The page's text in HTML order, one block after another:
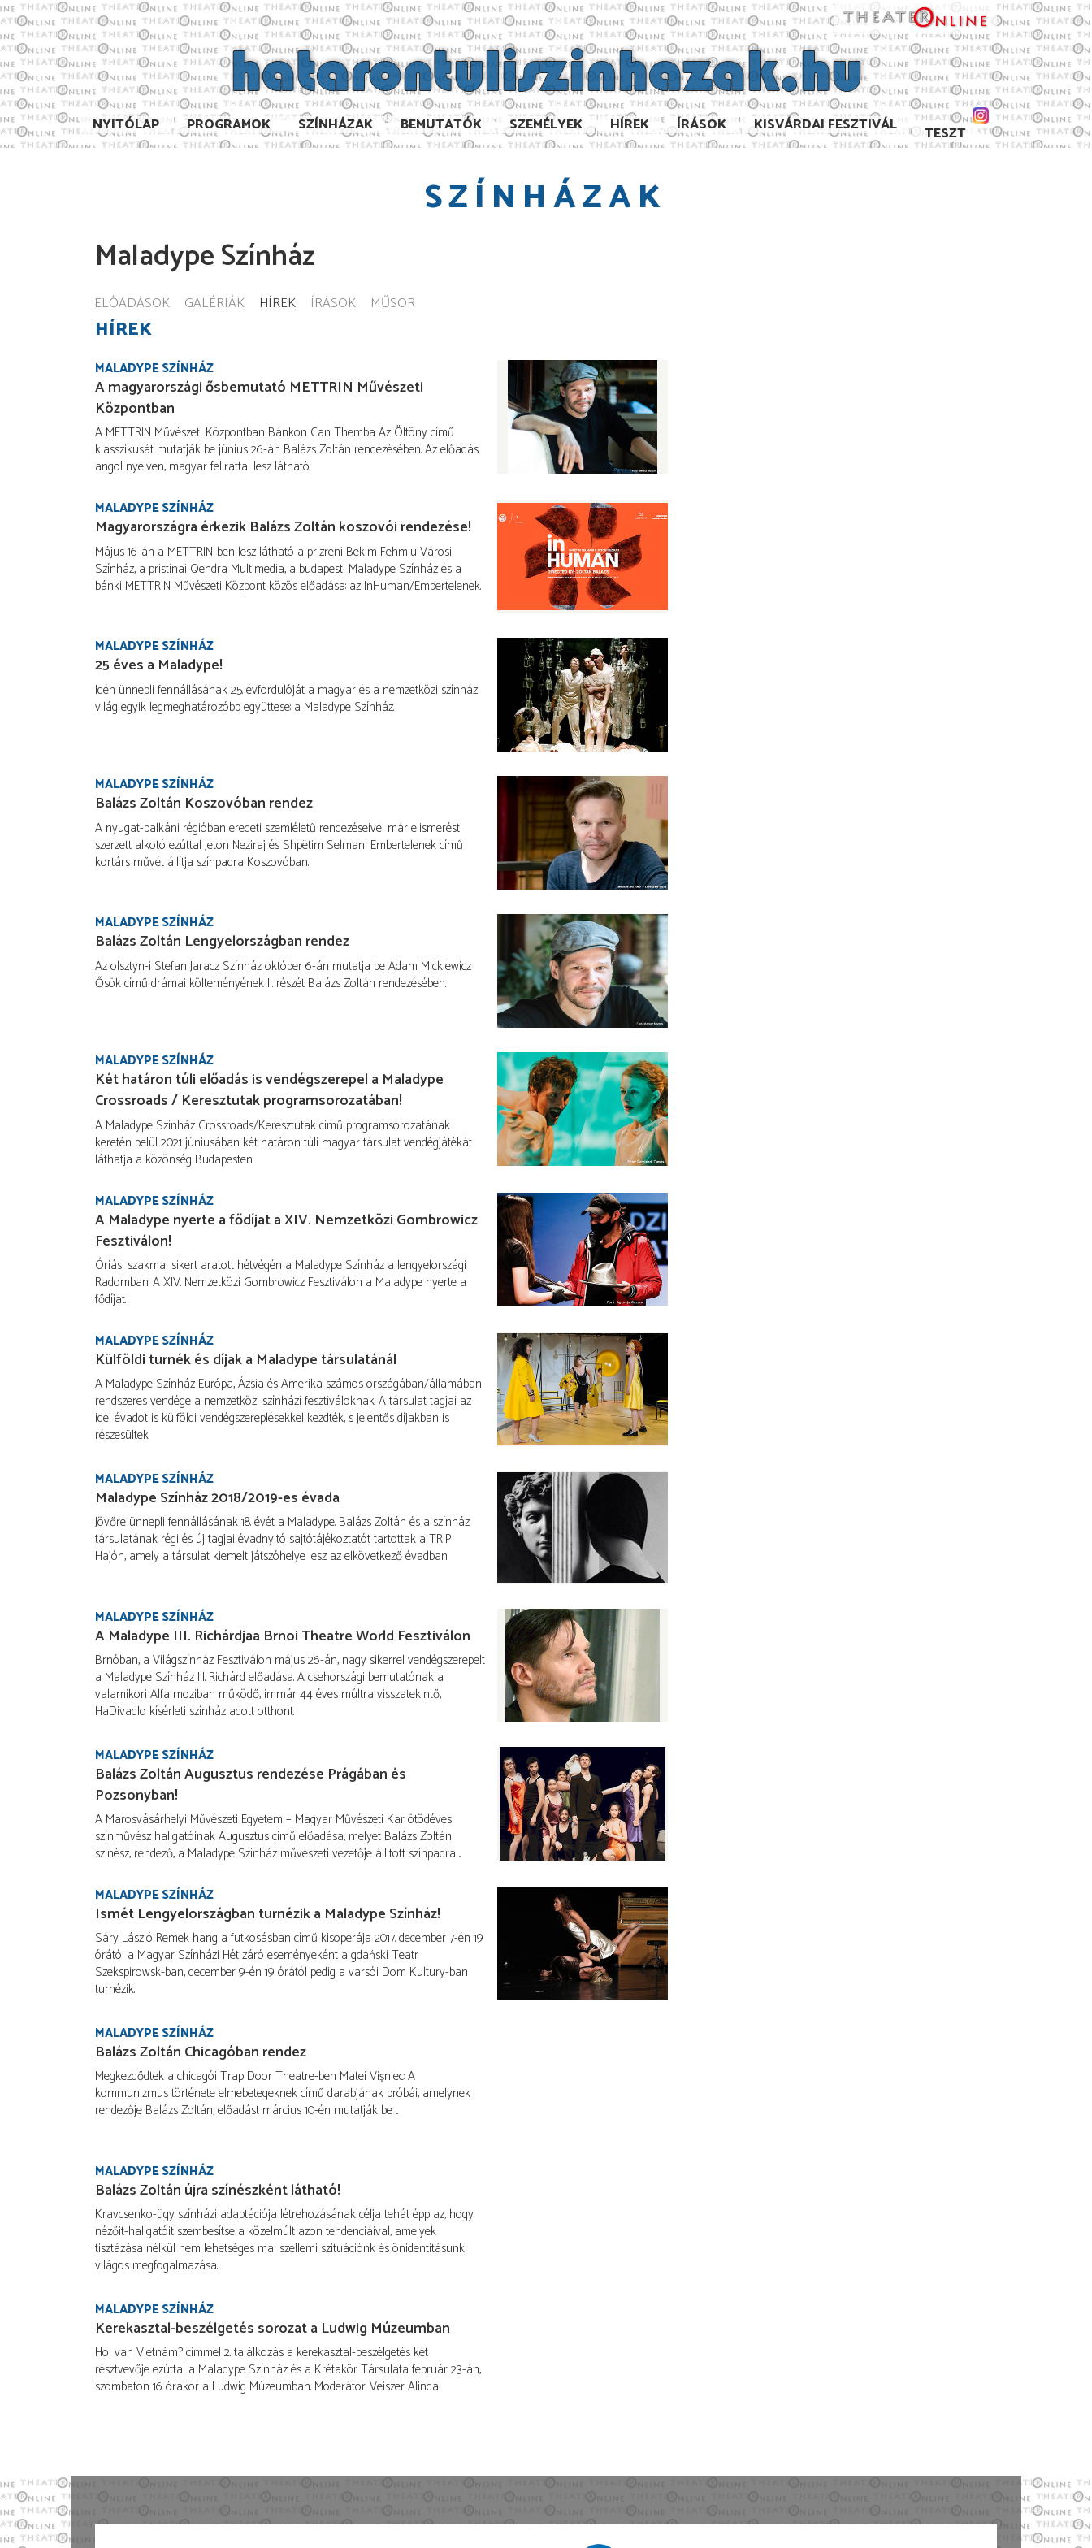
NYITÓLAP PROGRAMOK SZÍNHÁZAK BEMUTATÓK SZEMÉLYEK HÍREK ÍRÁSOK KISVÁRDAI FESZTIVÁL TESZT
SZÍNHÁZAK
Maladype Színház
ELŐADÁSOK GALÉRIÁK HÍREK ÍRÁSOK MŰSOR
HÍREK
MALADYPE SZÍNHÁZ
A magyarországi ősbemutató METTRIN Művészeti
Központban
A METTRIN Művészeti Központban Bánkon Can Themba Az Öltöny című
klasszikusát mutatják be június 26-án Balázs Zoltán rendezésében. Az előadás
angol nyelven, magyar felirattal lesz látható.
MALADYPE SZÍNHÁZ
Magyarországra érkezik Balázs Zoltán koszovói rendezése!
Május 16-án a METTRIN-ben lesz látható a prizreni Bekim Fehmiu Városi
Színház, a pristinai Qendra Multimedia, a budapesti Maladype Színház és a
bánki METTRIN Művészeti Központ közös előadása: az InHuman/Embertelenek.
MALADYPE SZÍNHÁZ
25 éves a Maladype!
Idén ünnepli fennállásának 25. évfordulóját a magyar és a nemzetközi színházi
világ egyik legmeghatározóbb együttese: a Maladype Színház.
MALADYPE SZÍNHÁZ
Balázs Zoltán Koszovóban rendez
A nyugat-balkáni régióban eredeti szemléletű rendezéseivel már elismerést
szerzett alkotó ezúttal Jeton Neziraj és Shpëtim Selmani Embertelenek című
kortárs művét állítja színpadra Koszovóban.
MALADYPE SZÍNHÁZ
Balázs Zoltán Lengyelországban rendez
Az olsztyn-i Stefan Jaracz Színház október 6-án mutatja be Adam Mickiewicz
Ősök című drámai költeményének II. részét Balázs Zoltán rendezésében.
MALADYPE SZÍNHÁZ
Két határon túli előadás is vendégszerepel a Maladype
Crossroads / Keresztutak programsorozatában!
A Maladype Színház Crossroads/Keresztutak című programsorozatának
keretén belül 2021 júniusában két határon túli magyar társulat vendégjátékát
láthatja a közönség Budapesten
MALADYPE SZÍNHÁZ
A Maladype nyerte a fődíjat a XIV. Nemzetközi Gombrowicz
Fesztiválon!
Óriási szakmai sikert aratott hétvégén a Maladype Színház a lengyelországi
Radomban. A XIV. Nemzetközi Gombrowicz Fesztiválon a Maladype nyerte a
fődíjat.
MALADYPE SZÍNHÁZ
Külföldi turnék és díjak a Maladype társulatánál
A Maladype Színház Európa, Ázsia és Amerika számos országában/államában
rendszeres vendége a nemzetközi színházi fesztiváloknak. A társulat tagjai az
idei évadot is külföldi vendégszereplésekkel kezdték, s jelentős díjakban is
részesültek.
MALADYPE SZÍNHÁZ
Maladype Színház 2018/2019-es évada
Jövőre ünnepli fennállásának 18. évét a Maladype. Balázs Zoltán és a színház
társulatának régi és új tagjai évadnyitó sajtótájékoztatót tartottak a TRIP
Hajón, amely a társulat kiemelt játszóhelye lesz az elkövetkező évadban.
MALADYPE SZÍNHÁZ
A Maladype III. Richárdjaa Brnoi Theatre World Fesztiválon
Brnóban, a Világszínház Fesztiválon május 26-án, nagy sikerrel vendégszerepelt
a Maladype Színház III. Richárd előadása. A csehországi bemutatónak a
valamikori Alfa moziban működő, immár 44 éves múltra visszatekintő,
HaDivadlo kísérleti színház adott otthont.
MALADYPE SZÍNHÁZ
Balázs Zoltán Augusztus rendezése Prágában és
Pozsonyban!
A Marosvásárhelyi Művészeti Egyetem – Magyar Művészeti Kar ötödéves
színművész hallgatóinak Augusztus című előadása, melyet Balázs Zoltán
színész, rendező, a Maladype Színház művészeti vezetője állított színpadra ...
MALADYPE SZÍNHÁZ
Ismét Lengyelországban turnézik a Maladype Színház!
Sáry László Remek hang a futkosásban című kisoperája 2017. december 7-én 19
órától a Magyar Színházi Hét záró eseményeként a gdański Teatr
Szekspirowsk-ban, december 9-én 19 órától pedig a varsói Dom Kultury-ban
turnézik.
MALADYPE SZÍNHÁZ
Balázs Zoltán Chicagóban rendez
Megkezdődtek a chicagói Trap Door Theatre-ben Matei Vișniec: A
kommunizmus története elmebetegeknek című darabjának próbái, amelynek
rendezője Balázs Zoltán, előadást március 10-én mutatják be ...
MALADYPE SZÍNHÁZ
Balázs Zoltán újra színészként látható!
Kravcsenko-ügy színházi adaptációja létrehozásának célja tehát épp az, hogy
nézőit-hallgatóit szembesítse a közelmúlt azon tendenciáival, amelyek
tisztázása nélkül nem lehetséges mai szellemi szituációnk és önidentitásunk
világos megfogalmazása.
MALADYPE SZÍNHÁZ
Kerekasztal-beszélgetés sorozat a Ludwig Múzeumban
Hol van Vietnám? címmel 2. találkozás a kerekasztal-beszélgetés két
résztvevője ezúttal a Maladype Színház és a Krétakör Társulata február 23-án,
szombaton 16 órakor a Ludwig Múzeumban. Moderátor: Veiszer Alinda